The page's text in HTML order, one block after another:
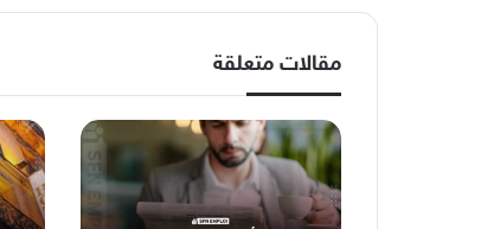
إ
ك
ت
و
ن
ي
ه
مقالات متعلقة